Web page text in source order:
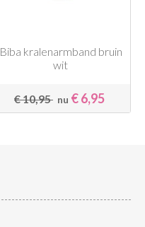
Biba kralenarmband bruin
wit
€ 10,95 nu € 6,95